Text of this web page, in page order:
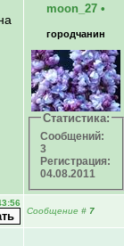
moon_27 •
городчанин
Статистика:
Сообщений:
3
Регистрация:
04.08.2011
Сообщение # 7